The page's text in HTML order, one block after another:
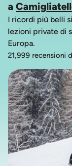
a
I ricordi più belli
lezioni private di
Europa.
21,999 recensioni